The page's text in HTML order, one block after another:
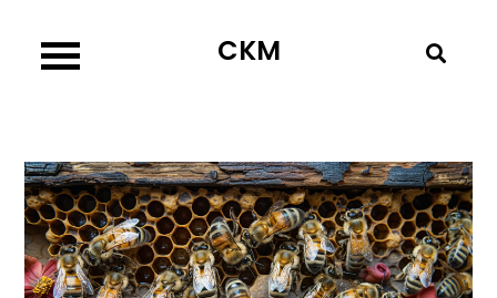
content
CKM